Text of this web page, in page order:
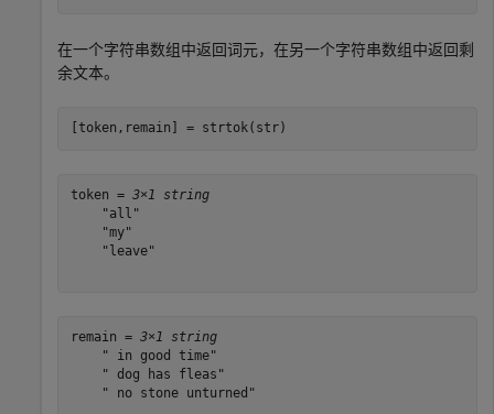
在一个字符串数组中返回词元，在另一个字符串数组中返回剩
余文本。
[token,remain] = strtok(str)
token = 3×1 string
    "all"
    "my"
    "leave"
remain = 3×1 string
    " in good time"
    " dog has fleas"
    " no stone unturned"